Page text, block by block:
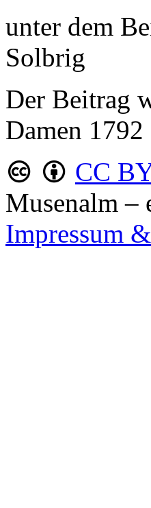
unter dem
Solbrig
Der Beitrag
Damen
CC
Musenalm –
Impressum